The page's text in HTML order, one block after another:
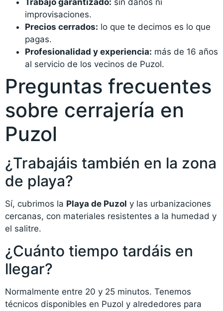
improvisaciones.
Precios cerrados: lo que te decimos es lo que
pagas.
Profesionalidad y experiencia: más de 16 años
al servicio de los vecinos de Puzol.
Preguntas frecuentes
sobre cerrajería en
Puzol
¿Trabajáis también en la zona
de playa?
Sí, cubrimos la Playa de Puzol y las urbanizaciones
cercanas, con materiales resistentes a la humedad y
el salitre.
¿Cuánto tiempo tardáis en
llegar?
Normalmente entre 20 y 25 minutos. Tenemos
técnicos disponibles en Puzol y alrededores para